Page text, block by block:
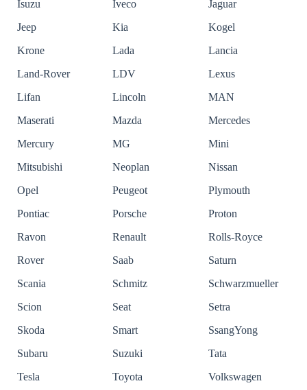
Isuzu
Iveco
Jaguar
Jeep
Kia
Kogel
Krone
Lada
Lancia
Land-Rover
LDV
Lexus
Lifan
Lincoln
MAN
Maserati
Mazda
Mercedes
Mercury
MG
Mini
Mitsubishi
Neoplan
Nissan
Opel
Peugeot
Plymouth
Pontiac
Porsche
Proton
Ravon
Renault
Rolls-Royce
Rover
Saab
Saturn
Scania
Schmitz
Schwarzmueller
Scion
Seat
Setra
Skoda
Smart
SsangYong
Subaru
Suzuki
Tata
Tesla
Toyota
Volkswagen